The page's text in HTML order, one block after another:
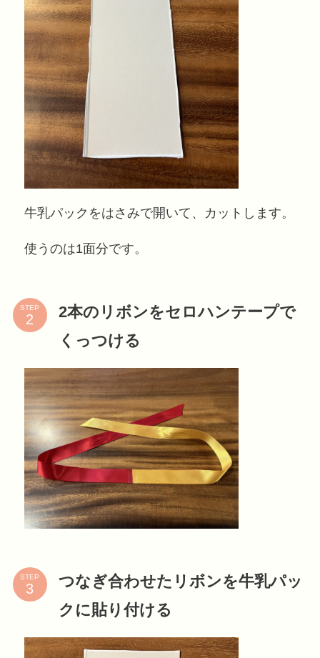
牛乳パックをはさみで開いて、カットします。
使うのは1面分です。
STEP
2本のリボンをセロハンテープで
くっつける
STEP
つなぎ合わせたリボンを牛乳パッ
クに貼り付ける